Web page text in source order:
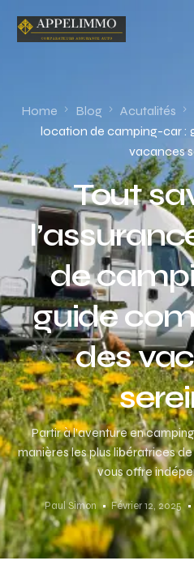
Home Blog Acutalités
location de camping-car :
vacances
Tout
de
guide
des
Partir à l’aventure en
manières les plus libératrices
vous offre
Paul Simon Février 12, 2025